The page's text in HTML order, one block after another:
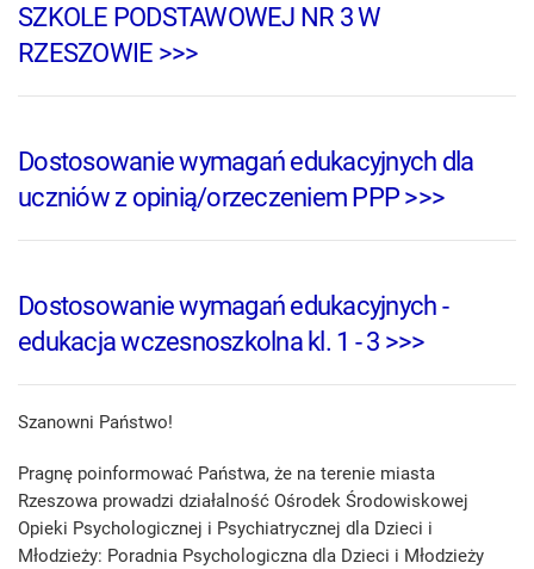
SZKOLE PODSTAWOWEJ NR 3 W
RZESZOWIE >>>
Dostosowanie wymagań edukacyjnych dla
uczniów z opinią/orzeczeniem PPP >>>
Dostosowanie wymagań edukacyjnych -
edukacja wczesnoszkolna kl. 1 - 3 >>>
Szanowni Państwo!
Pragnę poinformować Państwa, że na terenie miasta
Rzeszowa prowadzi działalność Ośrodek Środowiskowej
Opieki Psychologicznej i Psychiatrycznej dla Dzieci i
Młodzieży: Poradnia Psychologiczna dla Dzieci i Młodzieży